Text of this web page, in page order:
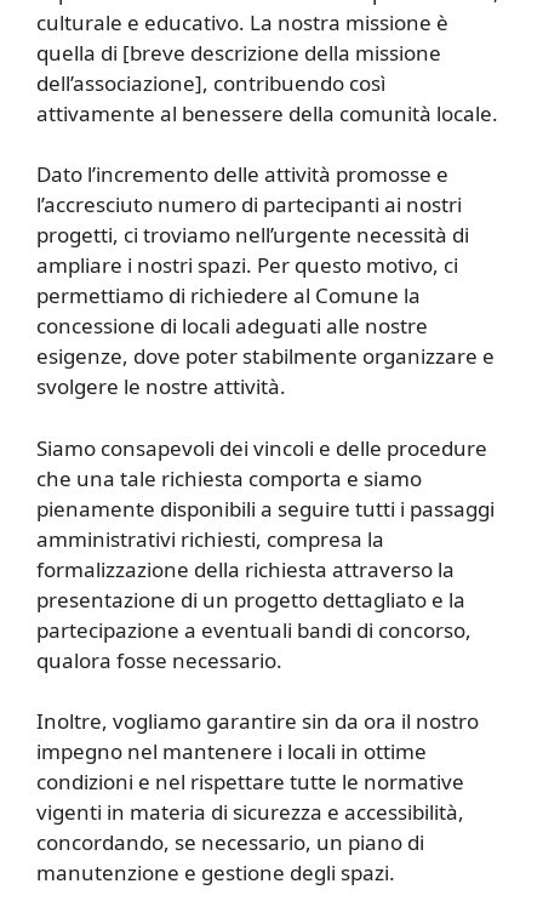
culturale e educativo. La nostra missione è
quella di [breve descrizione della missione
dell’associazione], contribuendo così
attivamente al benessere della comunità locale.
Dato l’incremento delle attività promosse e
l’accresciuto numero di partecipanti ai nostri
progetti, ci troviamo nell’urgente necessità di
ampliare i nostri spazi. Per questo motivo, ci
permettiamo di richiedere al Comune la
concessione di locali adeguati alle nostre
esigenze, dove poter stabilmente organizzare e
svolgere le nostre attività.
Siamo consapevoli dei vincoli e delle procedure
che una tale richiesta comporta e siamo
pienamente disponibili a seguire tutti i passaggi
amministrativi richiesti, compresa la
formalizzazione della richiesta attraverso la
presentazione di un progetto dettagliato e la
partecipazione a eventuali bandi di concorso,
qualora fosse necessario.
Inoltre, vogliamo garantire sin da ora il nostro
impegno nel mantenere i locali in ottime
condizioni e nel rispettare tutte le normative
vigenti in materia di sicurezza e accessibilità,
concordando, se necessario, un piano di
manutenzione e gestione degli spazi.